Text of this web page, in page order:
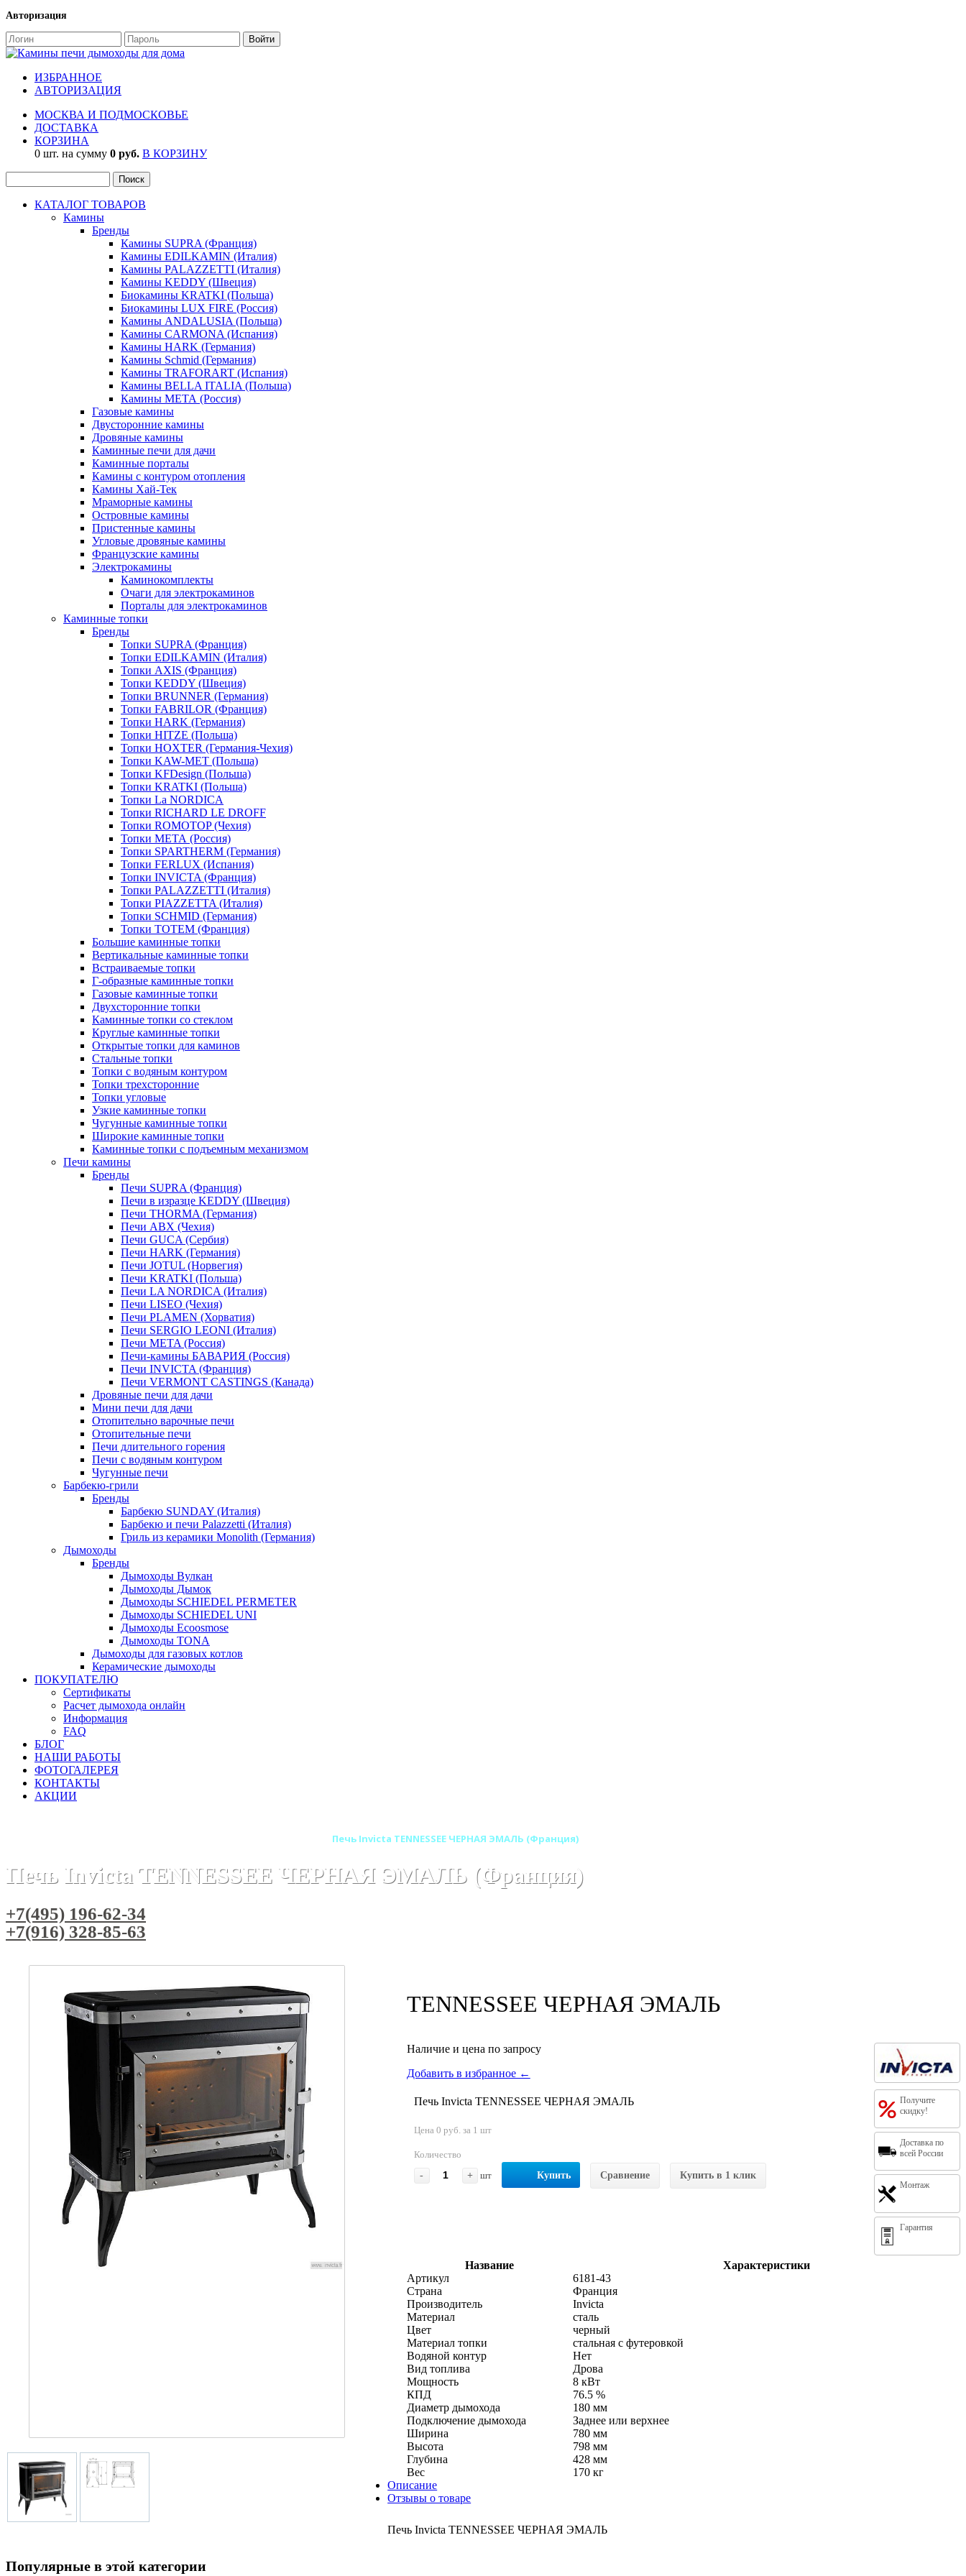
Авторизация
ИЗБРАННОЕ
АВТОРИЗАЦИЯ
МОСКВА И ПОДМОСКОВЬЕ
ДОСТАВКА
КОРЗИНА
0 шт. на сумму 0 руб. В КОРЗИНУ
КАТАЛОГ ТОВАРОВ
Камины
Бренды
Камины SUPRA (Франция)
Камины EDILKAMIN (Италия)
Камины PALAZZETTI (Италия)
Камины KEDDY (Швеция)
Биокамины KRATKI (Польша)
Биокамины LUX FIRE (Россия)
Камины ANDALUSIA (Польша)
Камины CARMONA (Испания)
Камины HARK (Германия)
Камины Schmid (Германия)
Камины TRAFORART (Испания)
Камины BELLA ITALIA (Польша)
Камины МЕТА (Россия)
Газовые камины
Двусторонние камины
Дровяные камины
Каминные печи для дачи
Каминные порталы
Камины с контуром отопления
Камины Хай-Тек
Мраморные камины
Островные камины
Пристенные камины
Угловые дровяные камины
Французские камины
Электрокамины
Каминокомплекты
Очаги для электрокаминов
Порталы для электрокаминов
Каминные топки
Бренды
Топки SUPRA (Франция)
Топки EDILKAMIN (Италия)
Топки AXIS (Франция)
Топки KEDDY (Швеция)
Топки BRUNNER (Германия)
Топки FABRILOR (Франция)
Топки HARK (Германия)
Топки HITZE (Польша)
Топки HOXTER (Германия-Чехия)
Топки KAW-MET (Польша)
Топки KFDesign (Польша)
Топки KRATKI (Польша)
Топки La NORDICA
Топки RICHARD LE DROFF
Топки ROMOTOP (Чехия)
Топки МЕТА (Россия)
Топки SPARTHERM (Германия)
Топки FERLUX (Испания)
Топки INVICTA (Франция)
Топки PALAZZETTI (Италия)
Топки PIAZZETTA (Италия)
Топки SCHMID (Германия)
Топки TOTEM (Франция)
Большие каминные топки
Вертикальные каминные топки
Встраиваемые топки
Г-образные каминные топки
Газовые каминные топки
Двухсторонние топки
Каминные топки со стеклом
Круглые каминные топки
Открытые топки для каминов
Стальные топки
Топки с водяным контуром
Топки трехсторонние
Топки угловые
Узкие каминные топки
Чугунные каминные топки
Широкие каминные топки
Каминные топки с подъемным механизмом
Печи камины
Бренды
Печи SUPRA (Франция)
Печи в изразце KEDDY (Швеция)
Печи THORMA (Германия)
Печи ABX (Чехия)
Печи GUCA (Сербия)
Печи HARK (Германия)
Печи JOTUL (Норвегия)
Печи KRATKI (Польша)
Печи LA NORDICA (Италия)
Печи LISEO (Чехия)
Печи PLAMEN (Хорватия)
Печи SERGIO LEONI (Италия)
Печи META (Россия)
Печи-камины БАВАРИЯ (Россия)
Печи INVICTA (Франция)
Печи VERMONT CASTINGS (Канада)
Дровяные печи для дачи
Мини печи для дачи
Отопительно варочные печи
Отопительные печи
Печи длительного горения
Печи с водяным контуром
Чугунные печи
Барбекю-грили
Бренды
Барбекю SUNDAY (Италия)
Барбекю и печи Palazzetti (Италия)
Гриль из керамики Monolith (Германия)
Дымоходы
Бренды
Дымоходы Вулкан
Дымоходы Дымок
Дымоходы SCHIEDEL PERMETER
Дымоходы SCHIEDEL UNI
Дымоходы Ecoosmose
Дымоходы TONA
Дымоходы для газовых котлов
Керамические дымоходы
ПОКУПАТЕЛЮ
Сертификаты
Расчет дымохода онлайн
Информация
FAQ
БЛОГ
НАШИ РАБОТЫ
ФОТОГАЛЕРЕЯ
КОНТАКТЫ
АКЦИИ
Печь Invicta TENNESSEE ЧЕРНАЯ ЭМАЛЬ (Франция)
Печь Invicta TENNESSEE ЧЕРНАЯ ЭМАЛЬ (Франция)
+7(495) 196-62-34
+7(916) 328-85-63
TENNESSEE ЧЕРНАЯ ЭМАЛЬ
Получите
скидку!
Доставка по
всей России
Монтаж
Гарантия
Наличие и цена по запросу
Добавить в избранное ←
Печь Invicta TENNESSEE ЧЕРНАЯ ЭМАЛЬ
Цена 0 руб. за 1 шт
Количество
-
+ шт Купить Сравнение Купить в 1 клик
Название
Характеристики
Артикул
6181-43
Страна
Франция
Производитель
Invicta
Материал
сталь
Цвет
черный
Материал топки
стальная с футеровкой
Водяной контур
Нет
Вид топлива
Дрова
Мощность
8 кВт
КПД
76.5 %
Диаметр дымохода
180 мм
Подключение дымохода
Заднее или верхнее
Ширина
780 мм
Высота
798 мм
Глубина
428 мм
Вес
170 кг
Описание
Отзывы о товаре
Печь Invicta TENNESSEE ЧЕРНАЯ ЭМАЛЬ
Популярные в этой категории